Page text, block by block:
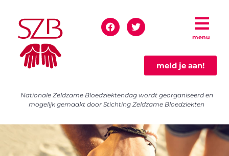
menu
meld je aan!
Nationale Zeldzame Bloedziektendag wordt georganiseerd en
mogelijk gemaakt door Stichting Zeldzame Bloedziekten